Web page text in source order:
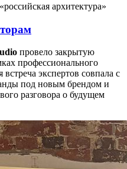
архитектура»
провело закрытую
профессионального
экспертов совпала с
под новым брендом и
разговора о будущем